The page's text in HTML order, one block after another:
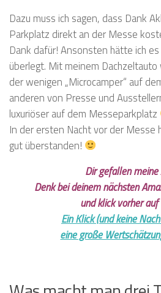
Dazu muss ich sagen, dass Dank
Parkplatz direkt an der Messe
Dank dafür! Ansonsten hätte ich
überlegt. Mit meinem Dachzeltauto
der wenigen „Microcamper“ auf
anderen von Presse und
luxuriöser auf dem Messeparkplatz
In der ersten Nacht vor der Messe
gut überstanden!
Dir gefallen meine
Denk bei deinem nächsten
und klick vorher auf
Ein Klick (und keine
eine große